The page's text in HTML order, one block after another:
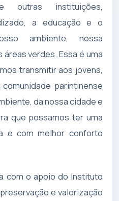
outras instituições,
a educação e o
ambiente, nossa
verdes. Essa é uma
transmitir aos jovens,
parintinense
da nossa cidade e
que possamos ter uma
e com melhor conforto
com o apoio do Instituto
e valorização